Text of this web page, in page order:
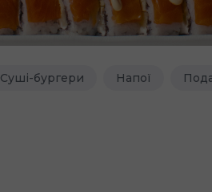
Суші-бургери Напої